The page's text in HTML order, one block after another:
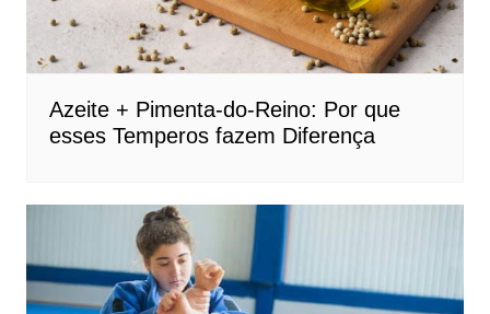
Azeite + Pimenta-do-Reino: Por que
esses Temperos fazem Diferença